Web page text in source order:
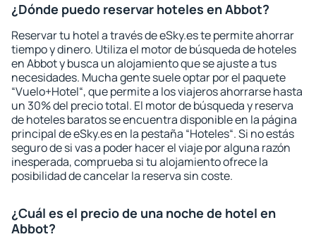
¿Dónde puedo reservar hoteles en Abbot?
Reservar tu hotel a través de eSky.es te permite ahorrar
tiempo y dinero. Utiliza el motor de búsqueda de hoteles
en Abbot y busca un alojamiento que se ajuste a tus
necesidades. Mucha gente suele optar por el paquete
“Vuelo+Hotel“, que permite a los viajeros ahorrarse hasta
un 30% del precio total. El motor de búsqueda y reserva
de hoteles baratos se encuentra disponible en la página
principal de eSky.es en la pestaña “Hoteles“. Si no estás
seguro de si vas a poder hacer el viaje por alguna razón
inesperada, comprueba si tu alojamiento ofrece la
posibilidad de cancelar la reserva sin coste.
¿Cuál es el precio de una noche de hotel en
Abbot?